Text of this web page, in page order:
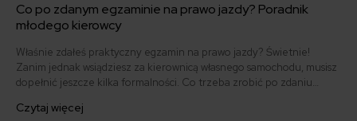
Co po zdanym egzaminie na prawo jazdy? Poradnik
młodego kierowcy
Właśnie zdałeś praktyczny egzamin na prawo jazdy? Świetnie!
Zanim jednak wsiądziesz za kierownicą własnego samochodu, musisz
dopełnić jeszcze kilka formalności. Co trzeba zrobić po zdaniu
którym szybko załatwisz sprawy urzędowe i będziesz mógł prowadzić
Czytaj więcej